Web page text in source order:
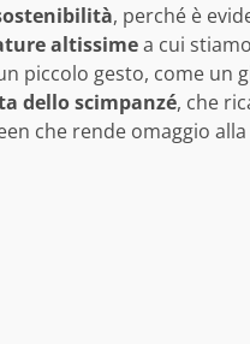
, perché è
altissimea cui
piccolo gesto, come un
dello scimpanzé, che
che rende omaggio